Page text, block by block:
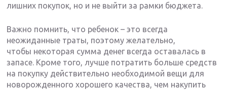
лишних покупок, но и не выйти за рамки бюджета.
Важно помнить, что ребенок – это всегда
неожиданные траты, поэтому желательно,
чтобы некоторая сумма денег всегда оставалась в
запасе. Кроме того, лучше потратить больше средств
на покупку действительно необходимой вещи для
новорожденного хорошего качества, чем накупить